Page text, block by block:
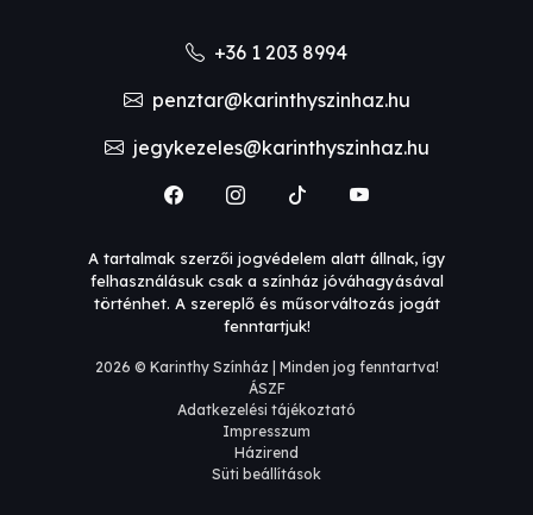
+36 1 203 8994
penztar@karinthyszinhaz.hu
jegykezeles@karinthyszinhaz.hu
A tartalmak szerzői jogvédelem alatt állnak, így
felhasználásuk csak a színház jóváhagyásával
történhet. A szereplő és műsorváltozás jogát
fenntartjuk!
2026 © Karinthy Színház | Minden jog fenntartva!
ÁSZF
Adatkezelési tájékoztató
Impresszum
Házirend
Süti beállítások